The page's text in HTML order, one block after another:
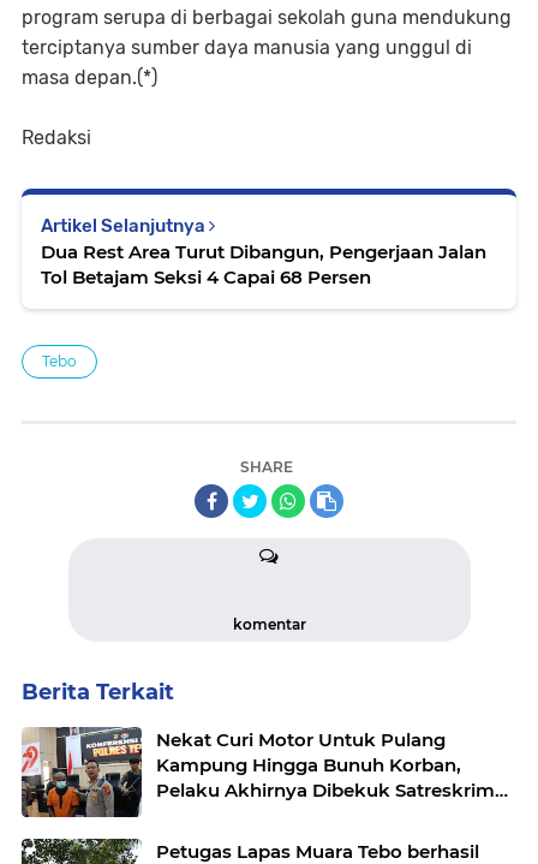
program serupa di berbagai sekolah guna mendukung
terciptanya sumber daya manusia yang unggul di
masa depan.(*)
Redaksi
Artikel Selanjutnya
Dua Rest Area Turut Dibangun, Pengerjaan Jalan
Tol Betajam Seksi 4 Capai 68 Persen
Tebo
SHARE
komentar
Berita Terkait
Nekat Curi Motor Untuk Pulang
Kampung Hingga Bunuh Korban,
Pelaku Akhirnya Dibekuk Satreskrim
Petugas Lapas Muara Tebo berhasil